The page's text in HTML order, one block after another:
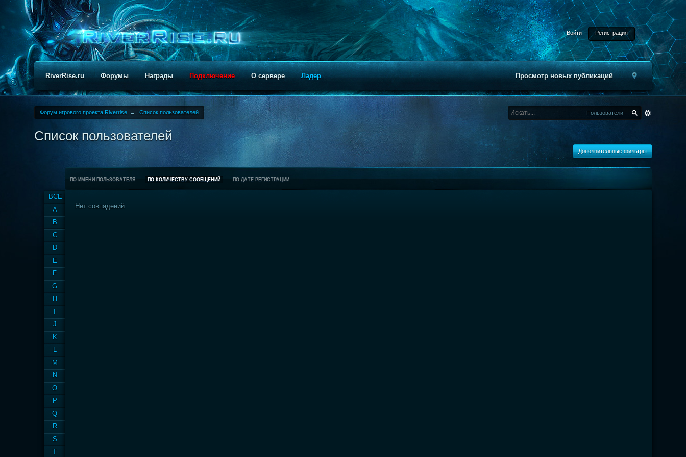
Войти Регистрация
Просмотр новых публикаций
RiverRise.ru Форумы Награды Подключение О сервере Ладер
Форум игрового проекта Riverrise → Список пользователей Пользователи
Список пользователей
Дополнительные фильтры
ВСЕ
A
B
C
D
E
F
G
H
J
K
L
M
N
O
P
Q
R
S
T
ПО ИМЕНИ ПОЛЬЗОВАТЕЛЯ ПО КОЛИЧЕСТВУ СООБЩЕНИЙ ПО ДАТЕ РЕГИСТРАЦИИ
Нет совпадений